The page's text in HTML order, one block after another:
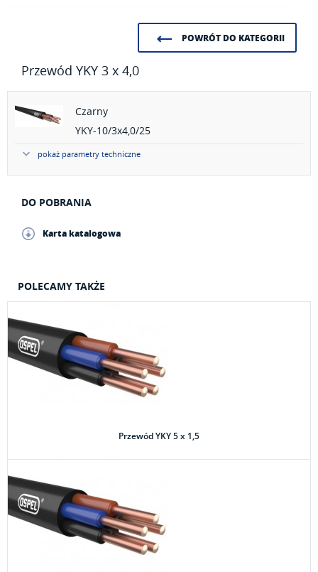
POWRÓT DO KATEGORII
Przewód YKY 3 x 4,0
Czarny
YKY-10/3x4,0/25
pokaż parametry techniczne
DO POBRANIA
Karta katalogowa
POLECAMY TAKŻE
Przewód YKY 5 x 1,5